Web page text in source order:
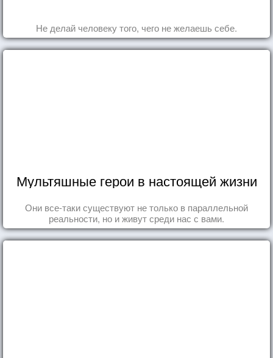
Не делай человеку того, чего не желаешь себе.
Мультяшные герои в настоящей жизни
Они все-таки существуют не только в параллельной
реальности, но и живут среди нас с вами.